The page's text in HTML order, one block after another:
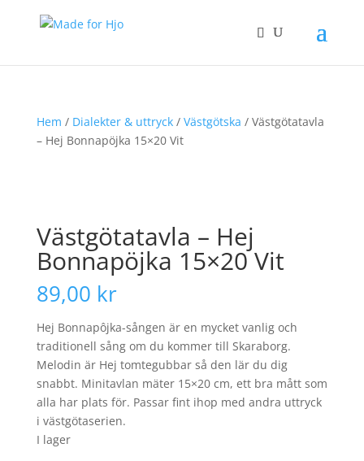
Hem / Dialekter & uttryck/ Västgötska / Västgötatavla
– Hej Bonnapöjka 15×20 Vit
Västgötatavla – Hej
Bonnapöjka 15×20 Vit
89,00 kr
Hej Bonnapôjka-sången är en mycket vanlig och
traditionell sång om du kommer till Skaraborg.
Melodin är Hej tomtegubbar så den lär du dig
snabbt. Minitavlan mäter 15×20 cm, ett bra mått som
alla har plats för. Passar fint ihop med andra uttryck
i västgötaserien.
I lager